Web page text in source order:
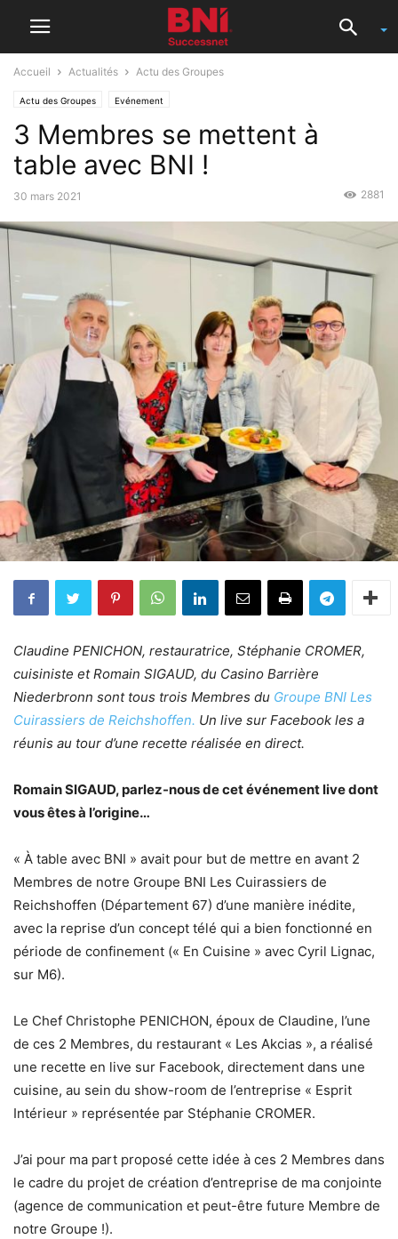
Accueil Actualités Actu des Groupes
Actu des Groupes Evénement
3 Membres se mettent à
table avec BNI !
30 mars 2021 2881
Claudine PENICHON, restauratrice, Stéphanie CROMER,
cuisiniste et Romain SIGAUD, du Casino Barrière
Niederbronn sont tous trois Membres du Groupe BNI Les
Cuirassiers de Reichshoffen. Un live sur Facebook les a
réunis au tour d’une recette réalisée en direct.
Romain SIGAUD, parlez-nous de cet événement live dont
vous êtes à l’origine…
« À table avec BNI » avait pour but de mettre en avant 2
Membres de notre Groupe BNI Les Cuirassiers de
Reichshoffen (Département 67) d’une manière inédite,
avec la reprise d’un concept télé qui a bien fonctionné en
période de confinement (« En Cuisine » avec Cyril Lignac,
sur M6).
Le Chef Christophe PENICHON, époux de Claudine, l’une
de ces 2 Membres, du restaurant « Les Akcias », a réalisé
une recette en live sur Facebook, directement dans une
cuisine, au sein du show-room de l’entreprise « Esprit
Intérieur » représentée par Stéphanie CROMER.
J’ai pour ma part proposé cette idée à ces 2 Membres dans
le cadre du projet de création d’entreprise de ma conjointe
(agence de communication et peut-être future Membre de
notre Groupe !).